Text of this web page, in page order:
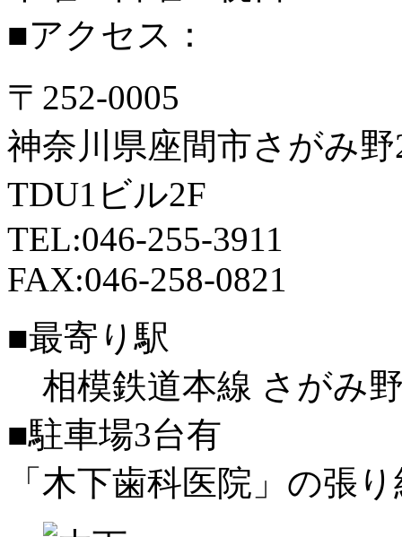
■アクセス：
〒252-0005
神奈川県座間市さがみ野
TDU1ビル2F
TEL:046-255-3911
FAX:046-258-0821
■最寄り駅
相模鉄道本線 さがみ
■駐車場3台有
「木下歯科医院」の張